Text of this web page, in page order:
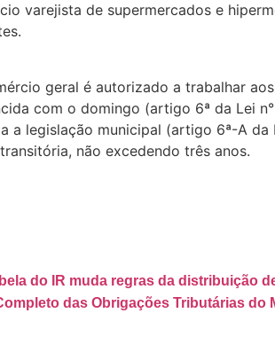
varejista de supermercados e
geral é autorizado a trabalhar
com o domingo (artigo 6ª da Lei
a legislação municipal (artigo 6ª-A
não excedendo três anos.
do IR muda regras da distribuição
das Obrigações Tributárias do